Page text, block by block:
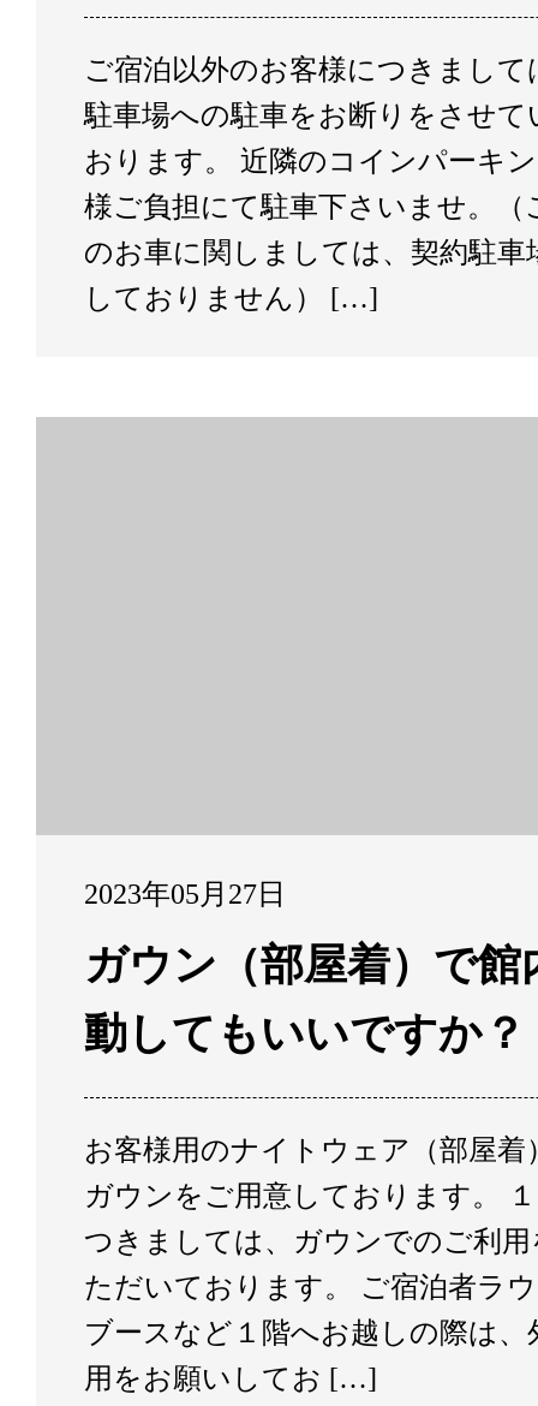
ご宿泊以外のお客様につきまして
駐車場への駐車をお断りをさせて
おります。 近隣のコインパーキ
様ご負担にて駐車下さいませ。（
のお車に関しましては、契約駐車
しておりません） […]
2023年05月27日
ガウン（部屋着）で館
動してもいいですか？
お客様用のナイトウェア（部屋着
ガウンをご用意しております。
つきましては、ガウンでのご利
ただいております。 ご宿泊者ラ
ブースなど１階へお越しの際は、
用をお願いしてお […]